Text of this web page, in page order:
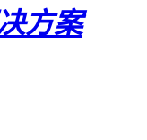
方案